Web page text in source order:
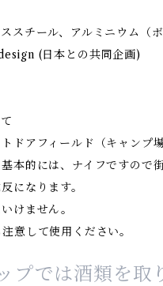
チール、アルミニウム（ボ
(日本との共同企画)
ドアフィールド（キャンプ
本的には、ナイフですので
になります。
けません。
意して使用ください。
プでは酒類を取